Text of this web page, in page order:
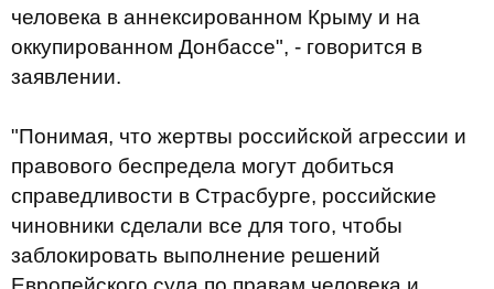
человека в аннексированном Крыму и на
оккупированном Донбассе", - говорится в
заявлении.
"Понимая, что жертвы российской агрессии и
правового беспредела могут добиться
справедливости в Страсбурге, российские
чиновники сделали все для того, чтобы
заблокировать выполнение решений